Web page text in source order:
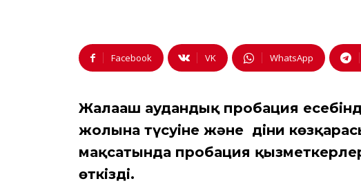
Facebook VK WhatsApp
Жалағаш аудандық пробация
жолына түсуіне және діни
мақсатында пробация
өткізді.